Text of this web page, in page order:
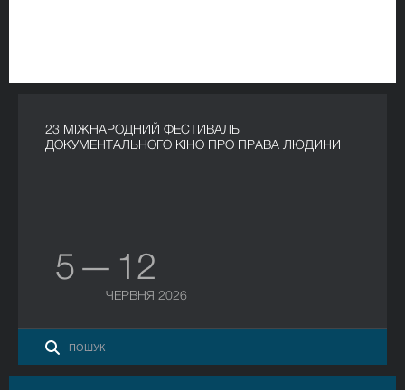
23 МІЖНАРОДНИЙ ФЕСТИВАЛЬ
ДОКУМЕНТАЛЬНОГО КІНО ПРО ПРАВА ЛЮДИНИ
5 — 12
ЧЕРВНЯ 2026